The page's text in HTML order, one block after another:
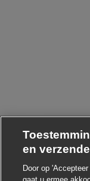
en
Door op